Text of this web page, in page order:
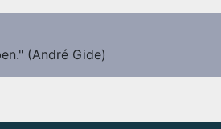
(André Gide)